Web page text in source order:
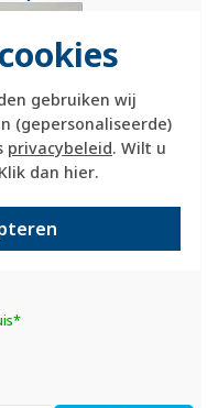
gebruiken wij
(gepersonaliseerde)
privacybeleid. Wilt u
dan hier.
Meer informatie »